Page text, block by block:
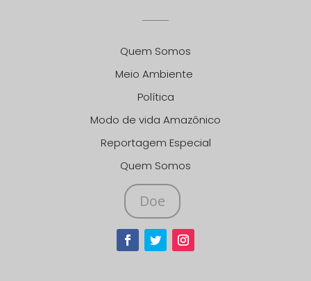
Quem Somos
Meio Ambiente
Política
Modo de vida Amazônico
Reportagem Especial
Quem Somos
Doe